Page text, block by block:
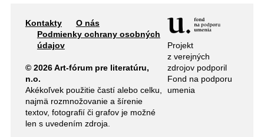
Kontakty
O nás
Podmienky ochrany osobných
údajov
© 2026 Art-fórum pre literatúru,
n.o.
Akékoľvek použitie častí alebo celku,
najmä rozmnožovanie a šírenie
textov, fotografií či grafov je možné
len s uvedením zdroja.
Projekt
z verejných
zdrojov podporil
Fond na podporu
umenia